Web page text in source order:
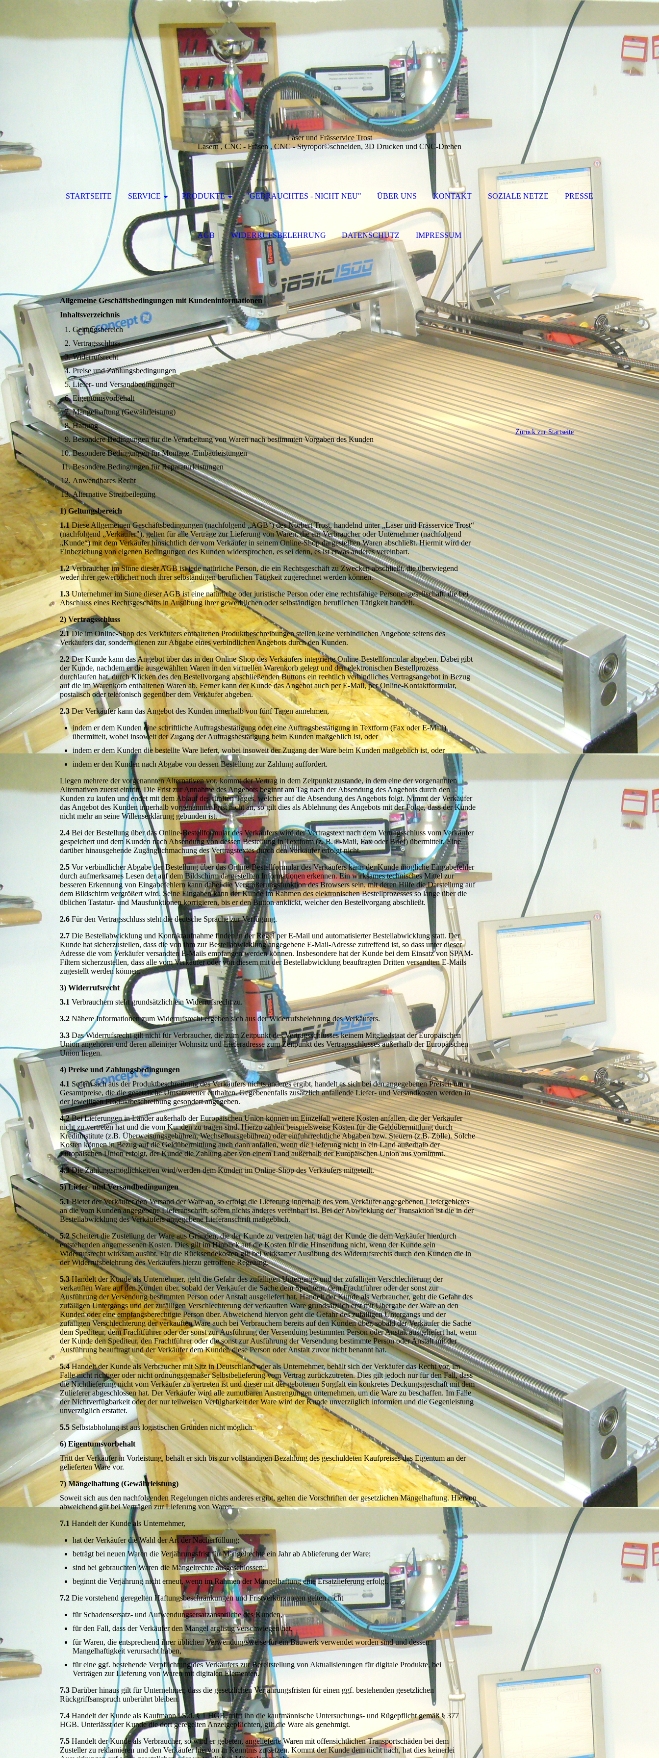
Laser und Frässervice Trost
Lasern , CNC - Fräsen , CNC - Styropor©schneiden, 3D Drucken und CNC-Drehen
STARTSEITE SERVICE PRODUKTE "GEBRAUCHTES - NICHT NEU" ÜBER UNS KONTAKT SOZIALE NETZE PRESSE
AGB WIDERRUFSBELEHRUNG DATENSCHUTZ IMPRESSUM
Allgemeine Geschäftsbedingungen mit Kundeninformationen
Inhaltsverzeichnis
Geltungsbereich
Vertragsschluss
Widerrufsrecht
Preise und Zahlungsbedingungen
Liefer- und Versandbedingungen
Eigentumsvorbehalt
Mängelhaftung (Gewährleistung)
Haftung
Besondere Bedingungen für die Verarbeitung von Waren nach bestimmten Vorgaben des Kunden
Besondere Bedingungen für Montage-/Einbauleistungen
Besondere Bedingungen für Reparaturleistungen
Anwendbares Recht
Alternative Streitbeilegung
1) Geltungsbereich
1.1Diese Allgemeinen Geschäftsbedingungen (nachfolgend „AGB“) des Norbert Trost, handelnd unter „Laser und Frässervice Trost“
(nachfolgend „Verkäufer"), gelten für alle Verträge zur Lieferung von Waren, die ein Verbraucher oder Unternehmer (nachfolgend
„Kunde“) mit dem Verkäufer hinsichtlich der vom Verkäufer in seinem Online-Shop dargestellten Waren abschließt. Hiermit wird der
Einbeziehung von eigenen Bedingungen des Kunden widersprochen, es sei denn, es ist etwas anderes vereinbart.
1.2Verbraucher im Sinne dieser AGB ist jede natürliche Person, die ein Rechtsgeschäft zu Zwecken abschließt, die überwiegend
weder ihrer gewerblichen noch ihrer selbständigen beruflichen Tätigkeit zugerechnet werden können.
1.3Unternehmer im Sinne dieser AGB ist eine natürliche oder juristische Person oder eine rechtsfähige Personengesellschaft, die bei
Abschluss eines Rechtsgeschäfts in Ausübung ihrer gewerblichen oder selbständigen beruflichen Tätigkeit handelt.
2) Vertragsschluss
2.1Die im Online-Shop des Verkäufers enthaltenen Produktbeschreibungen stellen keine verbindlichen Angebote seitens des
Verkäufers dar, sondern dienen zur Abgabe eines verbindlichen Angebots durch den Kunden.
2.2Der Kunde kann das Angebot über das in den Online-Shop des Verkäufers integrierte Online-Bestellformular abgeben. Dabei gibt
der Kunde, nachdem er die ausgewählten Waren in den virtuellen Warenkorb gelegt und den elektronischen Bestellprozess
durchlaufen hat, durch Klicken des den Bestellvorgang abschließenden Buttons ein rechtlich verbindliches Vertragsangebot in Bezug
auf die im Warenkorb enthaltenen Waren ab. Ferner kann der Kunde das Angebot auch per E-Mail, per Online-Kontaktformular,
postalisch oder telefonisch gegenüber dem Verkäufer abgeben.
2.3Der Verkäufer kann das Angebot des Kunden innerhalb von fünf Tagen annehmen,
indem er dem Kunden eine schriftliche Auftragsbestätigung oder eine Auftragsbestätigung in Textform (Fax oder E-Mail)
übermittelt, wobei insoweit der Zugang der Auftragsbestätigung beim Kunden maßgeblich ist, oder
indem er dem Kunden die bestellte Ware liefert, wobei insoweit der Zugang der Ware beim Kunden maßgeblich ist, oder
indem er den Kunden nach Abgabe von dessen Bestellung zur Zahlung auffordert.
Liegen mehrere der vorgenannten Alternativen vor, kommt der Vertrag in dem Zeitpunkt zustande, in dem eine der vorgenannten
Alternativen zuerst eintritt. Die Frist zur Annahme des Angebots beginnt am Tag nach der Absendung des Angebots durch den
Kunden zu laufen und endet mit dem Ablauf des fünften Tages, welcher auf die Absendung des Angebots folgt. Nimmt der Verkäufer
das Angebot des Kunden innerhalb vorgenannter Frist nicht an, so gilt dies als Ablehnung des Angebots mit der Folge, dass der Kunde
nicht mehr an seine Willenserklärung gebunden ist.
2.4 Bei der Bestellung über das Online-Bestellformular des Verkäufers wird der Vertragstext nach dem Vertragsschluss vom Verkäufer
gespeichert und dem Kunden nach Absendung von dessen Bestellung in Textform (z. B. E-Mail, Fax oder Brief) übermittelt. Eine
darüber hinausgehende Zugänglichmachung des Vertragstextes durch den Verkäufer erfolgt nicht.
2.5 Vor verbindlicher Abgabe der Bestellung über das Online-Bestellformular des Verkäufers kann der Kunde mögliche Eingabefehler
durch aufmerksames Lesen der auf dem Bildschirm dargestellten Informationen erkennen. Ein wirksames technisches Mittel zur
besseren Erkennung von Eingabefehlern kann dabei die Vergrößerungsfunktion des Browsers sein, mit deren Hilfe die Darstellung auf
dem Bildschirm vergrößert wird. Seine Eingaben kann der Kunde im Rahmen des elektronischen Bestellprozesses so lange über die
üblichen Tastatur- und Mausfunktionen korrigieren, bis er den Button anklickt, welcher den Bestellvorgang abschließt.
2.6 Für den Vertragsschluss steht die deutsche Sprache zur Verfügung.
2.7 Die Bestellabwicklung und Kontaktaufnahme finden in der Regel per E-Mail und automatisierter Bestellabwicklung statt. Der
Kunde hat sicherzustellen, dass die von ihm zur Bestellabwicklung angegebene E-Mail-Adresse zutreffend ist, so dass unter dieser
Adresse die vom Verkäufer versandten E-Mails empfangen werden können. Insbesondere hat der Kunde bei dem Einsatz von SPAM-
Filtern sicherzustellen, dass alle vom Verkäufer oder von diesem mit der Bestellabwicklung beauftragten Dritten versandten E-Mails
zugestellt werden können.
3) Widerrufsrecht
3.1 Verbrauchern steht grundsätzlich ein Widerrufsrecht zu.
3.2 Nähere Informationen zum Widerrufsrecht ergeben sich aus der Widerrufsbelehrung des Verkäufers.
3.3 Das Widerrufsrecht gilt nicht für Verbraucher, die zum Zeitpunkt des Vertragsschlusses keinem Mitgliedstaat der Europäischen
Union angehören und deren alleiniger Wohnsitz und Lieferadresse zum Zeitpunkt des Vertragsschlusses außerhalb der Europäischen
Union liegen.
4) Preise und Zahlungsbedingungen
4.1 Sofern sich aus der Produktbeschreibung des Verkäufers nichts anderes ergibt, handelt es sich bei den angegebenen Preisen um
Gesamtpreise, die die gesetzliche Umsatzsteuer enthalten. Gegebenenfalls zusätzlich anfallende Liefer- und Versandkosten werden in
der jeweiligen Produktbeschreibung gesondert angegeben.
4.2Bei Lieferungen in Länder außerhalb der Europäischen Union können im Einzelfall weitere Kosten anfallen, die der Verkäufer
nicht zu vertreten hat und die vom Kunden zu tragen sind. Hierzu zählen beispielsweise Kosten für die Geldübermittlung durch
Kreditinstitute (z.B. Überweisungsgebühren, Wechselkursgebühren) oder einfuhrrechtliche Abgaben bzw. Steuern (z.B. Zölle). Solche
Kosten können in Bezug auf die Geldübermittlung auch dann anfallen, wenn die Lieferung nicht in ein Land außerhalb der
Europäischen Union erfolgt, der Kunde die Zahlung aber von einem Land außerhalb der Europäischen Union aus vornimmt.
4.3Die Zahlungsmöglichkeit/en wird/werden dem Kunden im Online-Shop des Verkäufers mitgeteilt.
5) Liefer- und Versandbedingungen
5.1Bietet der Verkäufer den Versand der Ware an, so erfolgt die Lieferung innerhalb des vom Verkäufer angegebenen Liefergebietes
an die vom Kunden angegebene Lieferanschrift, sofern nichts anderes vereinbart ist. Bei der Abwicklung der Transaktion ist die in der
Bestellabwicklung des Verkäufers angegebene Lieferanschrift maßgeblich.
5.2Scheitert die Zustellung der Ware aus Gründen, die der Kunde zu vertreten hat, trägt der Kunde die dem Verkäufer hierdurch
entstehenden angemessenen Kosten. Dies gilt im Hinblick auf die Kosten für die Hinsendung nicht, wenn der Kunde sein
Widerrufsrecht wirksam ausübt. Für die Rücksendekosten gilt bei wirksamer Ausübung des Widerrufsrechts durch den Kunden die in
der Widerrufsbelehrung des Verkäufers hierzu getroffene Regelung.
5.3Handelt der Kunde als Unternehmer, geht die Gefahr des zufälligen Untergangs und der zufälligen Verschlechterung der
verkauften Ware auf den Kunden über, sobald der Verkäufer die Sache dem Spediteur, dem Frachtführer oder der sonst zur
Ausführung der Versendung bestimmten Person oder Anstalt ausgeliefert hat. Handelt der Kunde als Verbraucher, geht die Gefahr des
zufälligen Untergangs und der zufälligen Verschlechterung der verkauften Ware grundsätzlich erst mit Übergabe der Ware an den
Kunden oder eine empfangsberechtigte Person über. Abweichend hiervon geht die Gefahr des zufälligen Untergangs und der
zufälligen Verschlechterung der verkauften Ware auch bei Verbrauchern bereits auf den Kunden über, sobald der Verkäufer die Sache
dem Spediteur, dem Frachtführer oder der sonst zur Ausführung der Versendung bestimmten Person oder Anstalt ausgeliefert hat, wenn
der Kunde den Spediteur, den Frachtführer oder die sonst zur Ausführung der Versendung bestimmte Person oder Anstalt mit der
Ausführung beauftragt und der Verkäufer dem Kunden diese Person oder Anstalt zuvor nicht benannt hat.
5.4Handelt der Kunde als Verbraucher mit Sitz in Deutschland oder als Unternehmer, behält sich der Verkäufer das Recht vor, im
Falle nicht richtiger oder nicht ordnungsgemäßer Selbstbelieferung vom Vertrag zurückzutreten. Dies gilt jedoch nur für den Fall, dass
die Nichtlieferung nicht vom Verkäufer zu vertreten ist und dieser mit der gebotenen Sorgfalt ein konkretes Deckungsgeschäft mit dem
Zulieferer abgeschlossen hat. Der Verkäufer wird alle zumutbaren Anstrengungen unternehmen, um die Ware zu beschaffen. Im Falle
der Nichtverfügbarkeit oder der nur teilweisen Verfügbarkeit der Ware wird der Kunde unverzüglich informiert und die Gegenleistung
unverzüglich erstattet.
5.5Selbstabholung ist aus logistischen Gründen nicht möglich.
6) Eigentumsvorbehalt
Tritt der Verkäufer in Vorleistung, behält er sich bis zur vollständigen Bezahlung des geschuldeten Kaufpreises das Eigentum an der
gelieferten Ware vor.
7) Mängelhaftung (Gewährleistung)
Soweit sich aus den nachfolgenden Regelungen nichts anderes ergibt, gelten die Vorschriften der gesetzlichen Mängelhaftung. Hiervon
abweichend gilt bei Verträgen zur Lieferung von Waren:
7.1 Handelt der Kunde als Unternehmer,
hat der Verkäufer die Wahl der Art der Nacherfüllung;
beträgt bei neuen Waren die Verjährungsfrist für Mängelrechte ein Jahr ab Ablieferung der Ware;
sind bei gebrauchten Waren die Mängelrechte ausgeschlossen;
beginnt die Verjährung nicht erneut, wenn im Rahmen der Mängelhaftung eine Ersatzlieferung erfolgt.
7.2 Die vorstehend geregelten Haftungsbeschränkungen und Fristverkürzungen gelten nicht
für Schadensersatz- und Aufwendungsersatzansprüche des Kunden,
für den Fall, dass der Verkäufer den Mangel arglistig verschwiegen hat,
für Waren, die entsprechend ihrer üblichen Verwendungsweise für ein Bauwerk verwendet worden sind und dessen
Mangelhaftigkeit verursacht haben,
für eine ggf. bestehende Verpflichtung des Verkäufers zur Bereitstellung von Aktualisierungen für digitale Produkte, bei
Verträgen zur Lieferung von Waren mit digitalen Elementen.
7.3 Darüber hinaus gilt für Unternehmer, dass die gesetzlichen Verjährungsfristen für einen ggf. bestehenden gesetzlichen
Rückgriffsanspruch unberührt bleiben.
7.4 Handelt der Kunde als Kaufmann i.S.d. § 1 HGB, trifft ihn die kaufmännische Untersuchungs- und Rügepflicht gemäß § 377
HGB. Unterlässt der Kunde die dort geregelten Anzeigepflichten, gilt die Ware als genehmigt.
7.5 Handelt der Kunde als Verbraucher, so wird er gebeten, angelieferte Waren mit offensichtlichen Transportschäden bei dem
Zusteller zu reklamieren und den Verkäufer hiervon in Kenntnis zu setzen. Kommt der Kunde dem nicht nach, hat dies keinerlei
Zurück zur Startseite